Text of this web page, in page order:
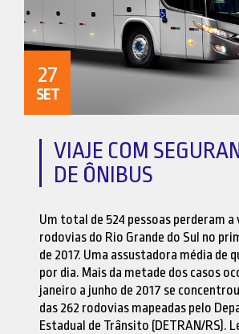
27
SET
VIAJE COM
DE ÔNIBUS
Um total de 524 pessoas perderam a
rodovias do Rio Grande do Sul no
de 2017. Uma assustadora média de
por dia. Mais da metade dos casos
janeiro a junho de 2017 se
das 262 rodovias mapeadas pelo
Estadual de Trânsito (DETRAN/RS).